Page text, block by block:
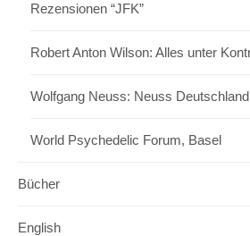
Rezensionen “JFK”
Robert Anton Wilson: Alles unter
Wolfgang Neuss: Neuss Deutschland
World Psychedelic Forum, Basel
Bücher
English